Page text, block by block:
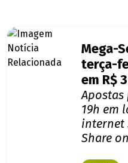
Mega-
terça-
em R$
Apostas
19h em
internet
Share